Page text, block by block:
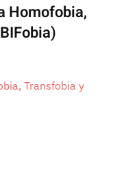
Homofobia,
Transfobia y